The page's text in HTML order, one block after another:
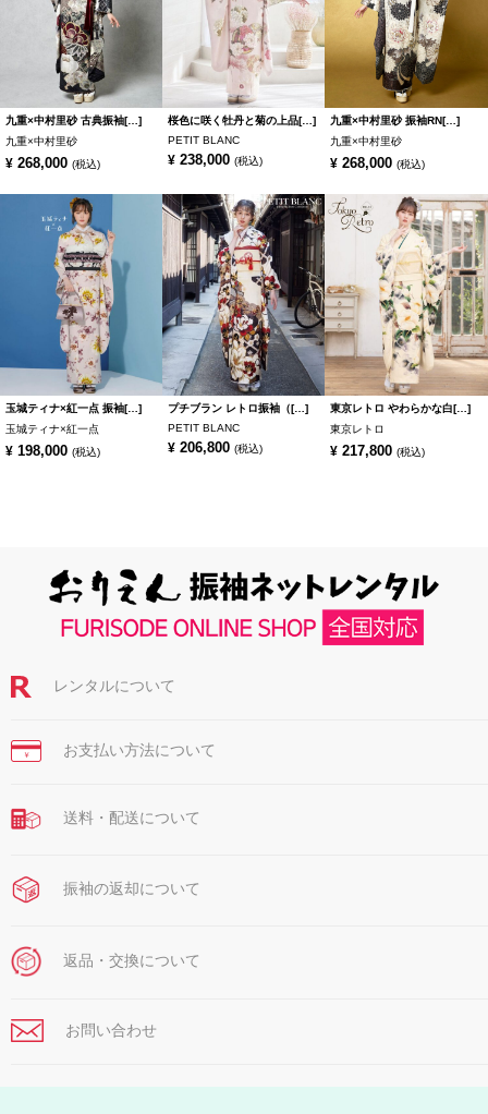
九重×中村里砂 古典振袖[…]
九重×中村里砂
¥ 268,000 (税込)
桜色に咲く牡丹と菊の上品[…]
PETIT BLANC
¥ 238,000 (税込)
九重×中村里砂 振袖RN[…]
九重×中村里砂
¥ 268,000 (税込)
玉城ティナ×紅一点 振袖[…]
玉城ティナ×紅一点
¥ 198,000 (税込)
プチブラン レトロ振袖（[…]
PETIT BLANC
¥ 206,800 (税込)
東京レトロ やわらかな白[…]
東京レトロ
¥ 217,800 (税込)
レンタルについて
￥ お支払い方法について
送料・配送について
振袖の返却について
返品・交換について
お問い合わせ